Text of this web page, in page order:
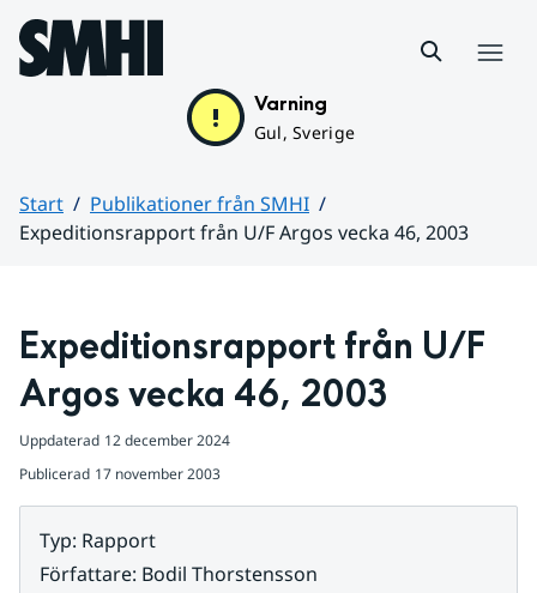
Hoppa till sidans innehåll
Varning
Gul, Sverige
Start
Publikationer från SMHI
Expeditionsrapport från U/F Argos vecka 46, 2003
Expeditionsrapport från U/F
Argos vecka 46, 2003
Uppdaterad 12 december 2024
Publicerad 17 november 2003
Typ: Rapport
Författare: Bodil Thorstensson